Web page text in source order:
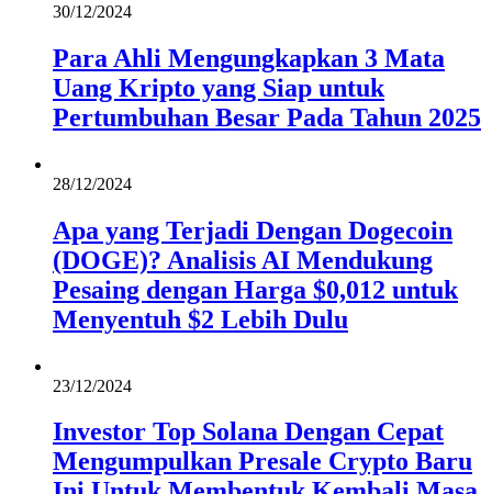
30/12/2024
Para Ahli Mengungkapkan 3 Mata
Uang Kripto yang Siap untuk
Pertumbuhan Besar Pada Tahun 2025
28/12/2024
Apa yang Terjadi Dengan Dogecoin
(DOGE)? Analisis AI Mendukung
Pesaing dengan Harga $0,012 untuk
Menyentuh $2 Lebih Dulu
23/12/2024
Investor Top Solana Dengan Cepat
Mengumpulkan Presale Crypto Baru